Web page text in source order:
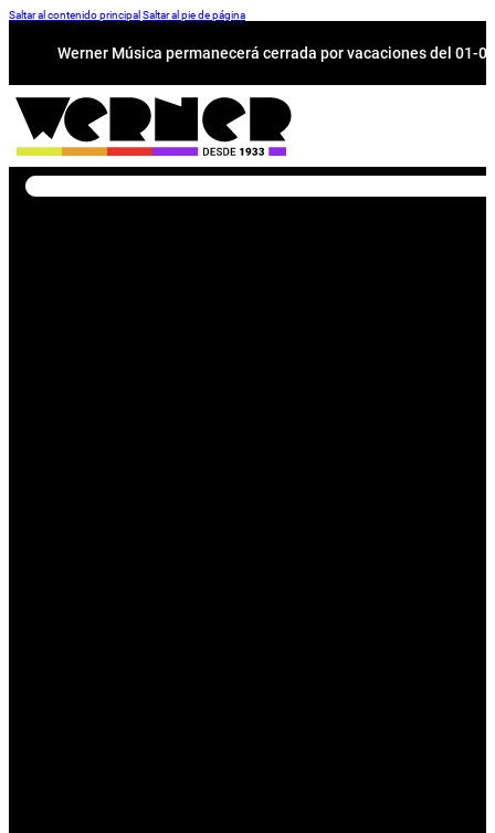
Saltar al contenido principal Saltar al pie de página
Werner Música permanecerá cerrada por vacaciones del 01-
Buscar